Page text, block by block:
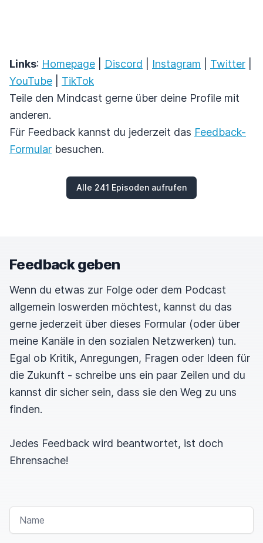
Links: Homepage Discord Instagram Twitter
YouTube
TikTok
Teile den Mindcast gerne über deine Profile mit
anderen.
Für Feedback kannst du jederzeit das Feedback-
Formular besuchen.
Alle 241 Episoden aufrufen
Feedback geben
Wenn du etwas zur Folge oder dem Podcast
allgemein loswerden möchtest, kannst du das
gerne jederzeit über dieses Formular (oder über
meine Kanäle in den sozialen Netzwerken) tun.
Egal ob Kritik, Anregungen, Fragen oder Ideen für
die Zukunft - schreibe uns ein paar Zeilen und du
kannst dir sicher sein, dass sie den Weg zu uns
finden.
Jedes Feedback wird beantwortet, ist doch
Ehrensache!
NAME